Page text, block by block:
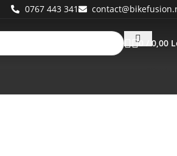
0767 443 341
0 0,00